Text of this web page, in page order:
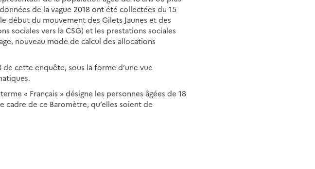
de la vague 2018 ont été collectées du 15
début du mouvement des Gilets Jaunes et des
sociales vers la CSG) et les prestations sociales
nouveau mode de calcul des allocations
cette enquête, sous la forme d’une vue
« Français » désigne les personnes âgées de 18
de ce Baromètre, qu’elles soient de